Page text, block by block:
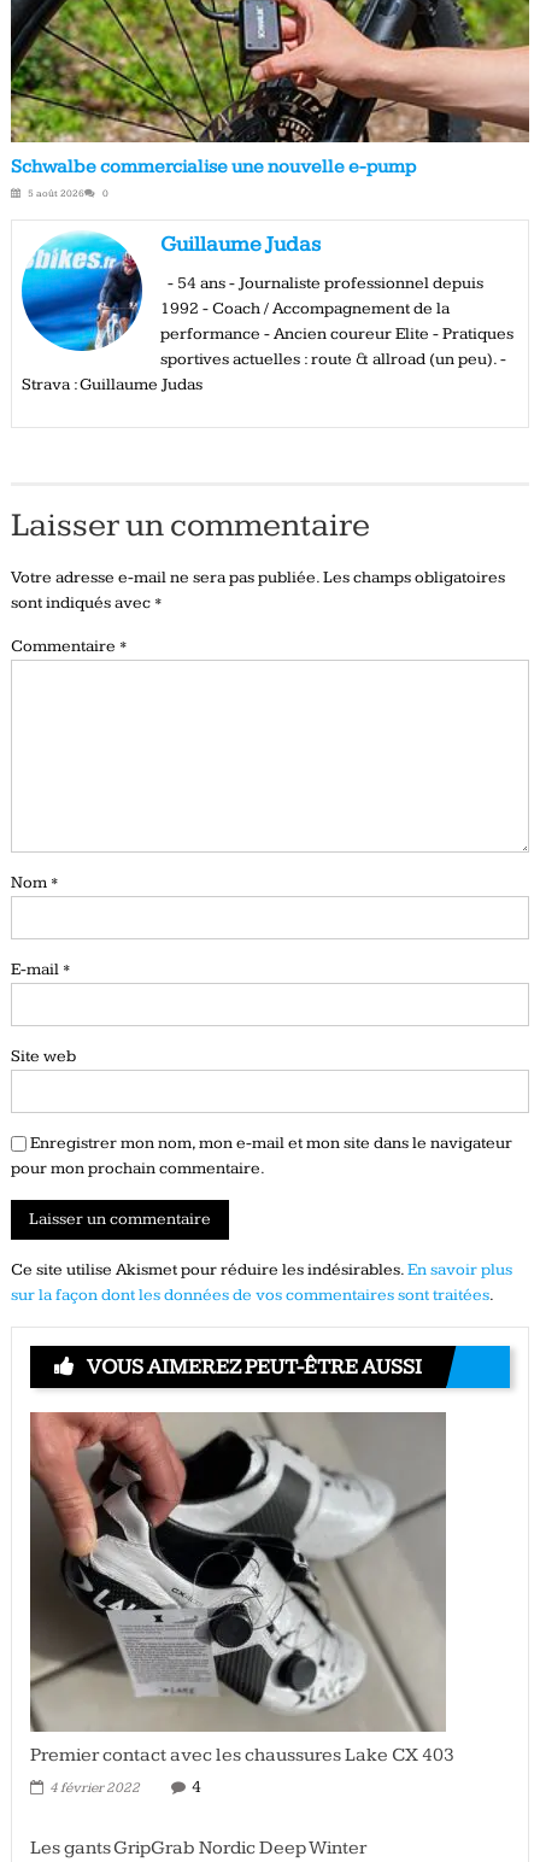
Schwalbe commercialise une nouvelle e-pump
5 août 2026 0
Guillaume Judas
- 54 ans - Journaliste professionnel depuis
1992 - Coach / Accompagnement de la
performance - Ancien coureur Elite - Pratiques
sportives actuelles : route & allroad (un peu). -
Strava : Guillaume Judas
Laisser un commentaire
Votre adresse e-mail ne sera pas publiée.Les champs obligatoires
sont indiqués avec *
Commentaire *
Nom *
E-mail *
Site web
Enregistrer mon nom, mon e-mail et mon site dans le navigateur
pour mon prochain commentaire.
Ce site utilise Akismet pour réduire les indésirables.En savoir plus
sur la façon dont les données de vos commentaires sont traitées.
VOUS AIMEREZ PEUT-ÊTRE AUSSI
Premier contact avec les chaussures Lake CX 403
4 février 2022 4
Les gants GripGrab Nordic Deep Winter